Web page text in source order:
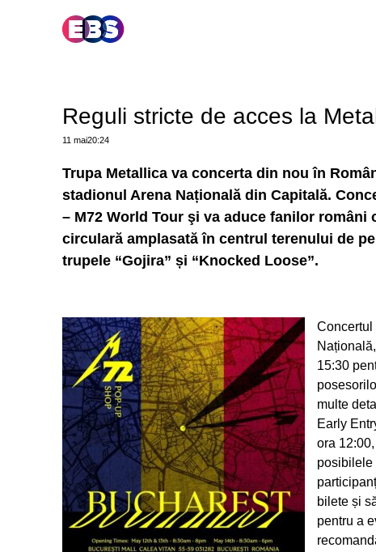
Reguli stricte de acces la
11 mai20:24
Trupa Metallica va concerta din nou în
stadionul Arena Națională din Capitală.
– M72 World Tour şi va aduce fanilor
circulară amplasată în centrul terenului de
trupele “Gojira” și “Knocked Loose”.
Concertul
15:30
multe
Early
ora
posibilele
bilete și
pentru a